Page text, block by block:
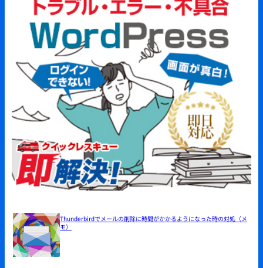
Thunderbirdでメールの削除に時間がかかるようになった時の対処（メ
モ）